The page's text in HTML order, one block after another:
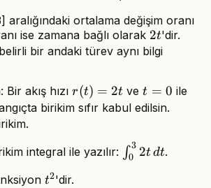
aralığındaki ortalama değişim oranı
ise zamana bağlı olarak 2t
2t'dir.
bir andaki türev aynı bilgi
akış hızı r(t)=2t
r(t) = 2t vet=0
t = 0 ile
birikim sıfır kabul edilsin.
integral ile yazılır: \int_0^3
2t\,dt
∫0
3 2tdt.
t^2
t2'dir.